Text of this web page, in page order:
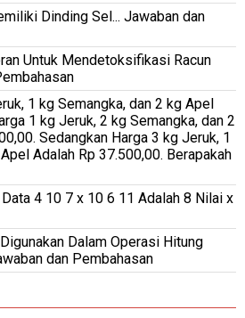
Dinding Sel... Jawaban dan
Untuk Mendetoksifikasi Racun
1 kg Semangka, dan 2 kg Apel
1 kg Jeruk, 2 kg Semangka, dan 2
Sedangkan Harga 3 kg Jeruk, 1
Adalah Rp 37.500,00. Berapakah
4 10 7 x 10 6 11 Adalah 8 Nilai x
Dalam Operasi Hitung
dan Pembahasan